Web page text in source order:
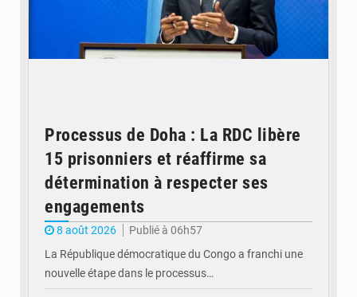
Processus de Doha : La RDC libère
15 prisonniers et réaffirme sa
détermination à respecter ses
engagements
8 août 2026
Publié à 06h57
La République démocratique du Congo a franchi une
nouvelle étape dans le processus…